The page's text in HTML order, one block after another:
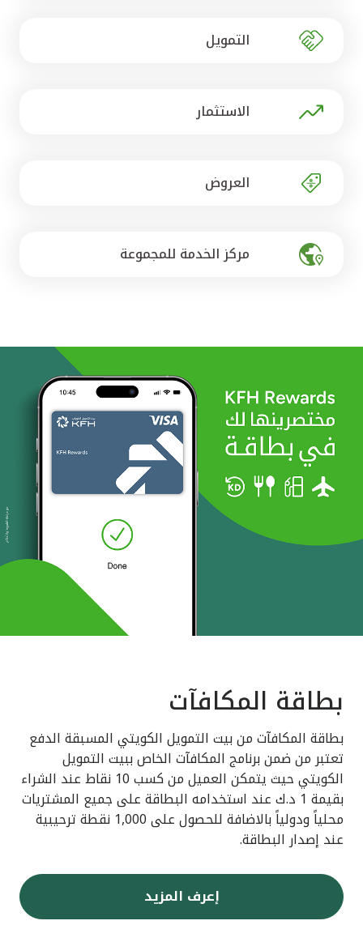
مصر
التمويل
الاستثمار
العروض
مركز الخدمة للمجموعة
بطاقة المكافآت
بطاقة المكافآت من بيت التمويل الكويتي المسبقة الدفع
تعتبر من ضمن برنامج المكافآت الخاص ببيت التمويل
الكويتي حيث يتمكن العميل من كسب 10 نقاط عند الشراء
بقيمة 1 د.ك عند استخدامه البطاقة على جميع المشتريات
محلياً ودولياً بالاضافة للحصول على 1,000 نقطة ترحيبية
عند إصدار البطاقة.
إعرف المزيد